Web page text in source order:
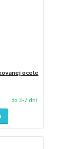
ocele
do 3-7 dní